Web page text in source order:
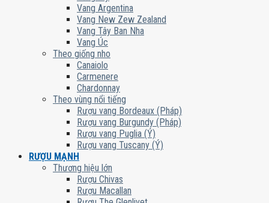
Vang Argentina
Vang New Zew Zealand
Vang Tây Ban Nha
Vang Úc
Theo giống nho
Canaiolo
Carmenere
Chardonnay
Theo vùng nổi tiếng
Rượu vang Bordeaux (Pháp)
Rượu vang Burgundy (Pháp)
Rượu vang Puglia (Ý)
Rượu vang Tuscany (Ý)
RƯỢU MẠNH
Thương hiệu lớn
Rượu Chivas
Rượu Macallan